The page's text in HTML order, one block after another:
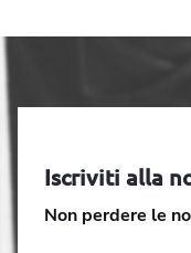
Iscriviti alla
Non perdere le